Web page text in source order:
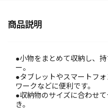
商品説明
●小物をまとめて収納し、
ー。
●タブレットやスマートフ
ワークなどに便利です。
●収納物のサイズに合わせ
き。